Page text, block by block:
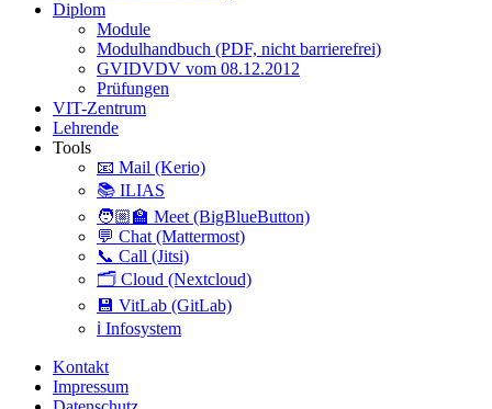
Diplom
Module
Modulhandbuch (PDF, nicht barrierefrei)
GVIDVDV vom 08.12.2012
Prüfungen
VIT-Zentrum
Lehrende
Tools
📧 Mail (Kerio)
📚 ILIAS
🧑🏼‍🏫 Meet (BigBlueButton)
💬 Chat (Mattermost)
📞 Call (Jitsi)
🗂️ Cloud (Nextcloud)
💾 VitLab (GitLab)
ℹ️ Infosystem
Kontakt
Impressum